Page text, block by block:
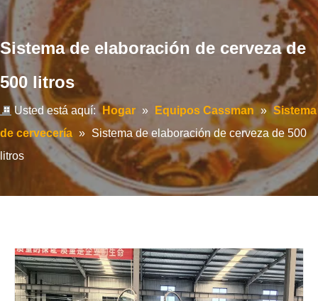
Sistema de elaboración de cerveza de
500 litros
Usted está aquí: Hogar » Equipos Cassman » Sistema
de cervecería » Sistema de elaboración de cerveza de 500
litros